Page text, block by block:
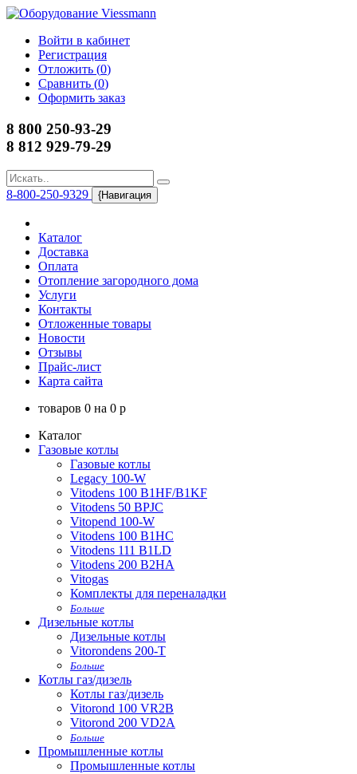
Войти в кабинет
Регистрация
Отложить (0)
Сравнить (0)
Оформить заказ
8 800 250-93-29
8 812 929-79-29
8-800-250-9329 {Навигация
Каталог
Доставка
Оплата
Отопление загородного дома
Услуги
Контакты
Отложенные товары
Новости
Отзывы
Прайс-лист
Карта сайта
товаров 0 на 0 p
Каталог
Газовые котлы
Газовые котлы
Legacy 100-W
Vitodens 100 B1HF/B1KF
Vitodens 50 BPJC
Vitopend 100-W
Vitodens 100 B1HC
Vitodens 111 B1LD
Vitodens 200 B2HA
Vitogas
Комплекты для переналадки
Больше
Дизельные котлы
Дизельные котлы
Vitorondens 200-T
Больше
Котлы газ/дизель
Котлы газ/дизель
Vitorond 100 VR2B
Vitorond 200 VD2A
Больше
Промышленные котлы
Промышленные котлы